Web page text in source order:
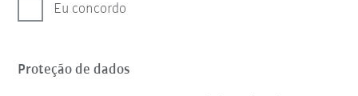
Eu concordo
Proteção de dados